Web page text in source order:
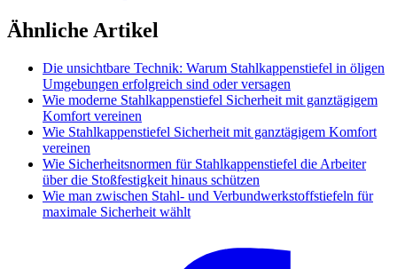
Ähnliche Artikel
Die unsichtbare Technik: Warum Stahlkappenstiefel in öligen
Umgebungen erfolgreich sind oder versagen
Wie moderne Stahlkappenstiefel Sicherheit mit ganztägigem
Komfort vereinen
Wie Stahlkappenstiefel Sicherheit mit ganztägigem Komfort
vereinen
Wie Sicherheitsnormen für Stahlkappenstiefel die Arbeiter
über die Stoßfestigkeit hinaus schützen
Wie man zwischen Stahl- und Verbundwerkstoffstiefeln für
maximale Sicherheit wählt